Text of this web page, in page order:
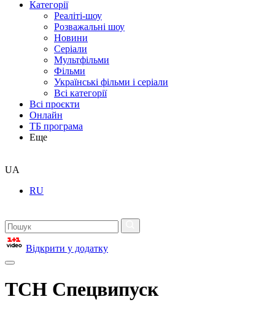
Категорії
Реаліті-шоу
Розважальні шоу
Новини
Серіали
Мультфільми
Фільми
Українські фільми і серіали
Всі категорії
Всі проєкти
Онлайн
ТБ програма
Еще
UA
RU
Відкрити у додатку
ТСН Спецвипуск